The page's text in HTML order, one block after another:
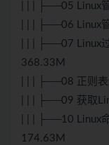
| | | ├──05 Linux
| | | ├──06 Linux
| | | ├──07 Linux
368.33M
| | | ├──08 正则
| | | ├──09 获取
| | | ├──10 Linux
174.63M